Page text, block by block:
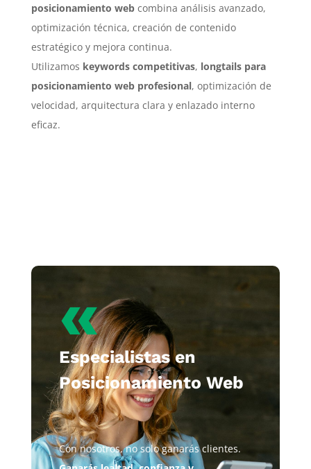
posicionamiento webcombina análisis avanzado,
optimización técnica, creación de contenido
estratégico y mejora continua.
Utilizamos keywords competitivas, longtails para
posicionamiento web profesional, optimización de
velocidad, arquitectura clara y enlazado interno
eficaz.
«
Especialistas en
Posicionamiento Web
Con nosotros, no solo ganarás clientes.